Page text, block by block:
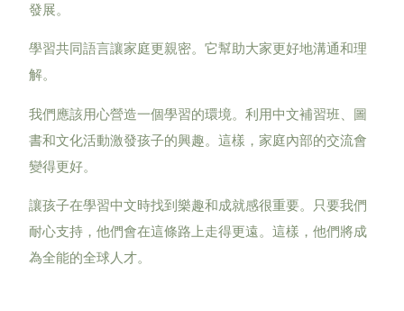
發展。
學習共同語言讓家庭更親密。它幫助大家更好地溝通和理
解。
我們應該用心營造一個學習的環境。利用中文補習班、圖
書和文化活動激發孩子的興趣。這樣，家庭內部的交流會
變得更好。
讓孩子在學習中文時找到樂趣和成就感很重要。只要我們
耐心支持，他們會在這條路上走得更遠。這樣，他們將成
為全能的全球人才。